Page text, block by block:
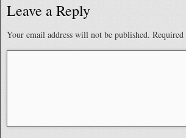
Leave a Reply
Your email address will not be published.